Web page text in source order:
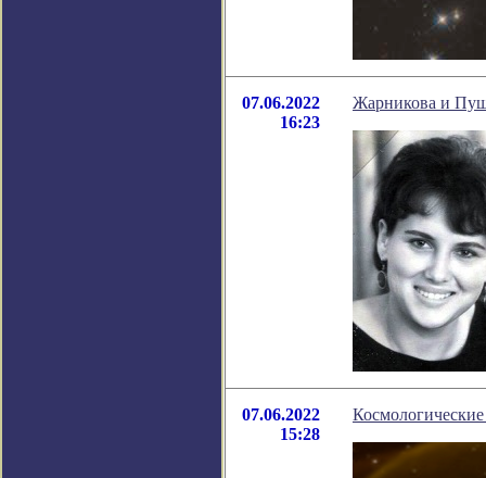
07.06.2022
16:23
Жарникова и
07.06.2022
15:28